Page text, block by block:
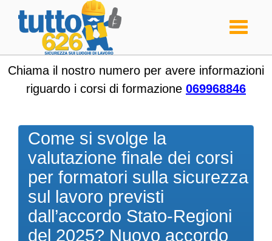
Toggle
Chiama il nostro numero per avere informazioni
riguardo i corsi di formazione 069968846
Come si svolge la
valutazione finale dei corsi
per formatori sulla sicurezza
sul lavoro previsti
dall’accordo Stato-Regioni
del 2025? Nuovo accordo